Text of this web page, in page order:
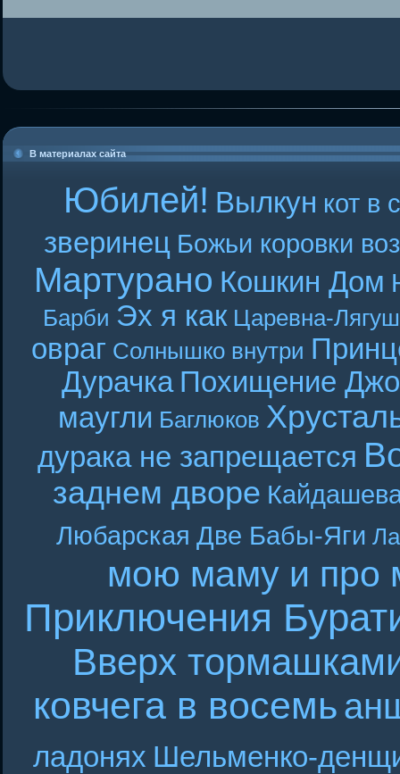
В материалах сайта
Юбилей! Вылкун кот в
зверинец Божьи коровки
Мартурано Кошкин Дом
Барби Эх я как Царевна-
овраг Солнышко внутри
Дурачка Похищение
маугли Баглюков
дурака не запрещается
заднем дворе
Любарская Две Бабы-Яги
мою маму и про
Приключения
Вверх
ковчега в восемь
ладонях Шельменко-